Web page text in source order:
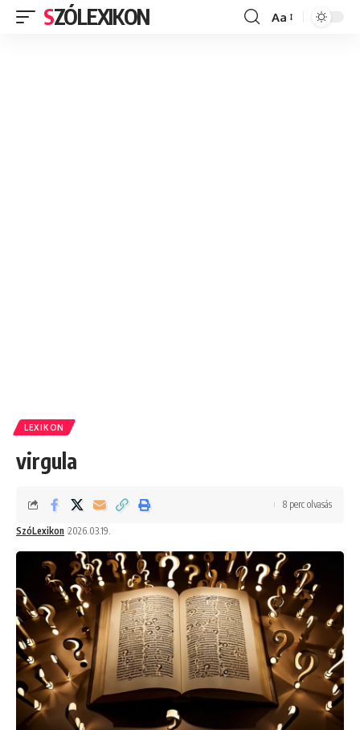
SZÓLEXIKON
Font
Aa
LEXIKON
virgula
SzóLexikon 2026.03.19.
8 perc olvasás